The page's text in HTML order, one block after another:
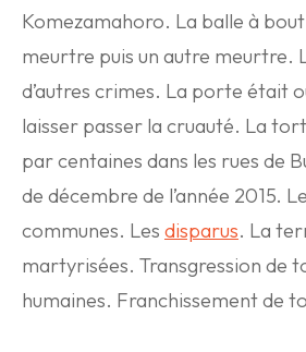
Komezamahoro. La balle à
meurtre puis un autre meurtre.
d’autres crimes. La porte était
laisser passer la cruauté. La
par centaines dans les rues de
de décembre de l’année 2015.
communes. Les disparus. La
martyrisées. Transgression de
humaines. Franchissement de